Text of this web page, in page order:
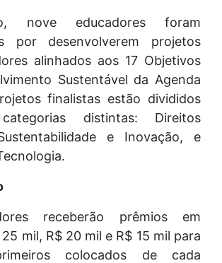
nove educadores foram
por desenvolverem projetos
alinhados aos 17 Objetivos
Sustentável da Agenda
finalistas estão divididos
distintas: Direitos
e Inovação, e
receberão prêmios em
mil, R$ 20 mil e R$ 15 mil para
colocados de cada